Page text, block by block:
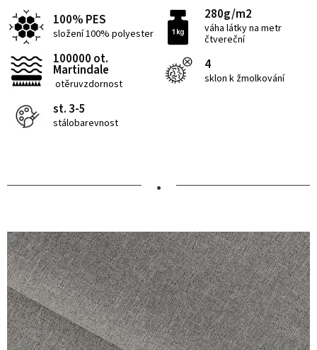
100% PES
složení 100% polyester
280g/m2
váha látky na metr
čtvereční
100000 ot.
Martindale
otěruvzdornost
4
sklon k žmolkování
st. 3-5
stálobarevnost
•